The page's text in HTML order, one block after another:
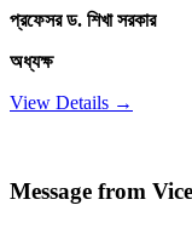
প্রফেসর ড. শিখা সরকার
অধ্যক্ষ
View Details →
Message from